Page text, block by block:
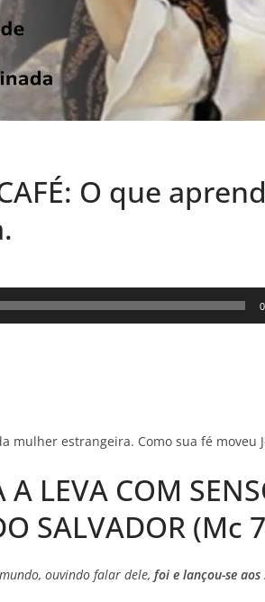
O que
mulher estrangeira. Como sua fé moveu
LEVA COM
SALVADOR (Mc
ouvindo falar dele, foi e lançou-se aos